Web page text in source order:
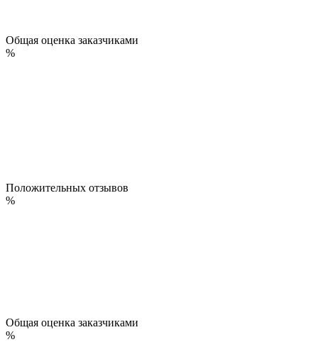
Общая оценка заказчиками
%
Положительных отзывов
%
Общая оценка заказчиками
%